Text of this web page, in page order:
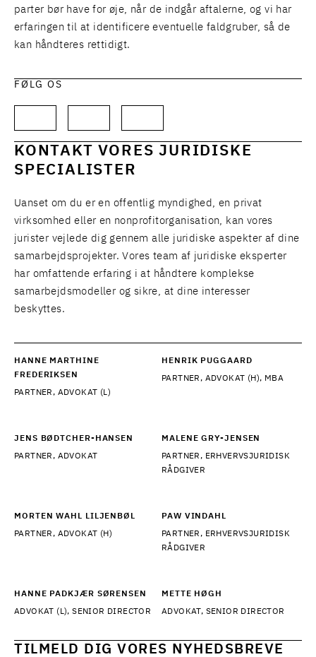
parter bør have for øje, når de indgår aftalerne, og vi har
erfaringen til at identificere eventuelle faldgruber, så de
kan håndteres rettidigt.
FØLG OS
KONTAKT VORES JURIDISKE
SPECIALISTER
Uanset om du er en offentlig myndighed, en privat
virksomhed eller en nonprofitorganisation, kan vores
jurister vejlede dig gennem alle juridiske aspekter af dine
samarbejdsprojekter. Vores team af juridiske eksperter
har omfattende erfaring i at håndtere komplekse
samarbejdsmodeller og sikre, at dine interesser
beskyttes.
HANNE MARTHINE
FREDERIKSEN
PARTNER, ADVOKAT (L)
HENRIK PUGGAARD
PARTNER, ADVOKAT (H), MBA
JENS BØDTCHER-HANSEN
PARTNER, ADVOKAT
MALENE GRY-JENSEN
PARTNER, ERHVERVSJURIDISK
RÅDGIVER
MORTEN WAHL LILJENBØL
PARTNER, ADVOKAT (H)
PAW VINDAHL
PARTNER, ERHVERVSJURIDISK
RÅDGIVER
HANNE PADKJÆR SØRENSEN
ADVOKAT (L), SENIOR DIRECTOR
METTE HØGH
ADVOKAT, SENIOR DIRECTOR
TILMELD DIG VORES NYHEDSBREVE